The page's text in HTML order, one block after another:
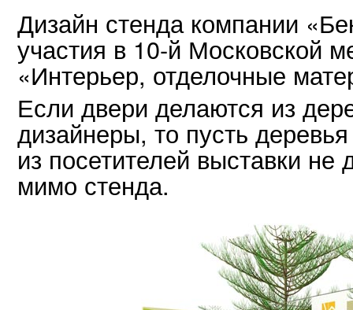
Дизайн стенда компании
участия в 10-й Московской
«Интерьер, отделочные
Если двери делаются из
дизайнеры, то пусть
из посетителей выставки
мимо стенда.